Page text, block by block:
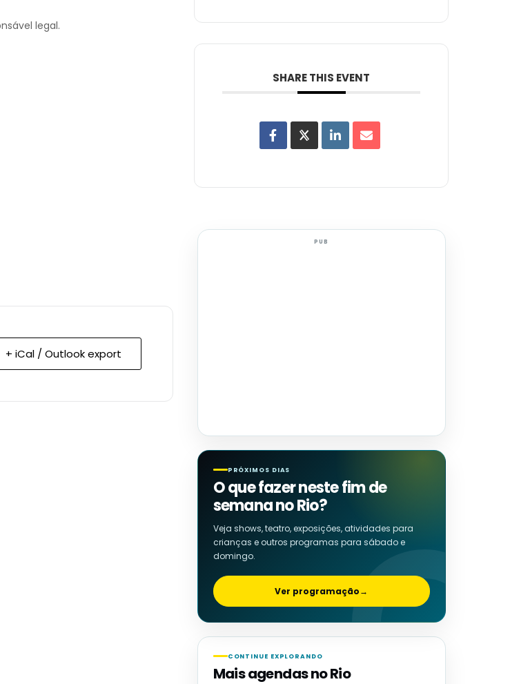
legal.
+ iCal / Outlook export
SHARE THIS EVENT
PUB
PRÓXIMOS DIAS
O que fazer neste fim de
semana no Rio?
Veja shows, teatro, exposições, atividades para
crianças e outros programas para sábado e
domingo.
Ver programação→
CONTINUE EXPLORANDO
Mais agendas no Rio